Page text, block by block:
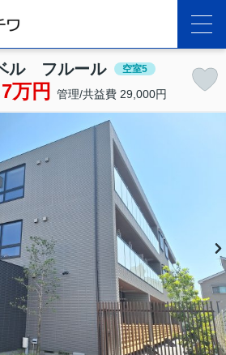
ル フルール 空室5
万円 管理/共益費 29,000円